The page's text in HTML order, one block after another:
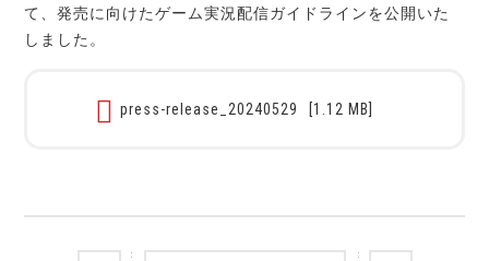
て、発売に向けたゲーム実況配信ガイドラインを公開いた
しました。
press-release_20240529 [1.12 MB]